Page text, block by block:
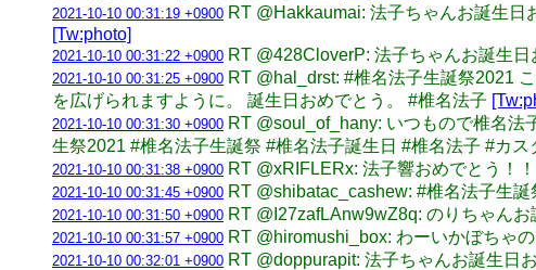
2021-10-10 00:31:19 +0900 RT @Hakkaumai: 法子ちゃんお誕生
[Tw:photo]
2021-10-10 00:31:22 +0900 RT @428CloverP: 法子ちゃんお誕生
2021-10-10 00:31:25 +0900 RT @hal_drst: #椎名法子生誕祭2021
を広げられますように。 誕生日おめでとう。 #椎名法子
2021-10-10 00:31:30 +0900 RT @soul_of_hany: いつもので椎名法
生祭2021 #椎名法子生誕祭 #椎名法子誕生日 #椎名法子 #カス
2021-10-10 00:31:38 +0900 RT @xRIFLERx: 法子響おめでとう！
2021-10-10 00:31:45 +0900 RT @shibatac_cashew: #椎名法子生
2021-10-10 00:31:50 +0900 RT @I27zafLAnw9wZ8q: のりちゃん
2021-10-10 00:31:57 +0900 RT @hiromushi_box: わーいかぼちゃ
2021-10-10 00:32:01 +0900 RT @doppurapit: 法子ちゃんお誕生日